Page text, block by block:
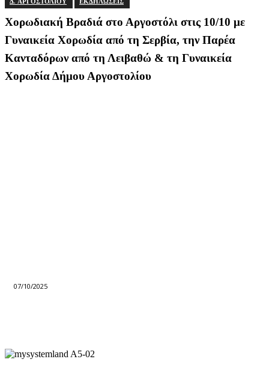
Χορωδιακή Βραδιά στο Αργοστόλι στις 10/10 με
Γυναικεία Χορωδία από τη Σερβία, την Παρέα
Κανταδόρων από τη Λειβαθώ & τη Γυναικεία
Χορωδία Δήμου Αργοστολίου
07/10/2025